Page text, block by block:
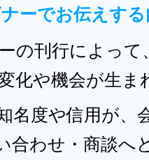
ーでお伝えす
の刊行によって
化や機会が生ま
名度や信用が、
合わせ・商談へ